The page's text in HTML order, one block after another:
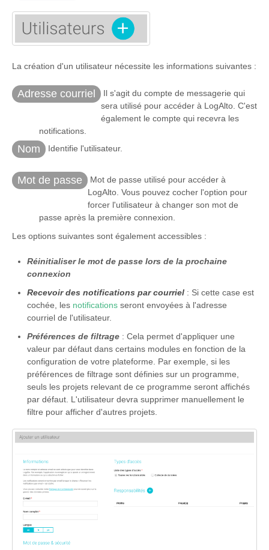
La création d'un utilisateur nécessite les informations suivantes :
Adresse courriel
Il s'agit du compte de messagerie qui
sera utilisé pour accéder à LogAlto. C'est
également le compte qui recevra les
notifications.
Nom Identifie l'utilisateur.
Mot de passe
Mot de passe utilisé pour accéder à
LogAlto. Vous pouvez cocher l'option pour
forcer l'utilisateur à changer son mot de
passe après la première connexion.
Les options suivantes sont également accessibles :
Réinitialiser le mot de passe lors de la prochaine
connexion
Recevoir des notifications par courriel : Si cette case est
cochée, les notifications seront envoyées à l'adresse
courriel de l'utilisateur.
Préférences de filtrage : Cela permet d'appliquer une
valeur par défaut dans certains modules en fonction de la
configuration de votre plateforme. Par exemple, si les
préférences de filtrage sont définies sur un programme,
seuls les projets relevant de ce programme seront affichés
par défaut. L'utilisateur devra supprimer manuellement le
filtre pour afficher d'autres projets.